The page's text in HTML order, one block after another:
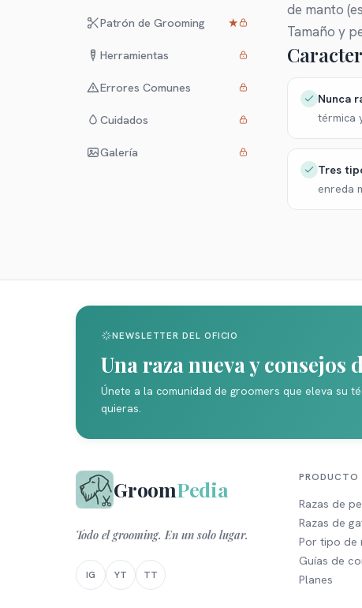
Patrón de Grooming ★
Herramientas
Errores Comunes
Cuidados
Galería
de manto
Tamaño y
Nunca
térmica
Tres
enreda
NEWSLETTER DEL OFICIO
Una raza nueva y consejos
Únete a la comunidad de groomers que eleva su
quieras.
GroomPedia
Todo el grooming. En un solo lugar.
IG YT TT
PRODUCTO
Razas de
Razas de
Por tipo de
Guías de
Planes